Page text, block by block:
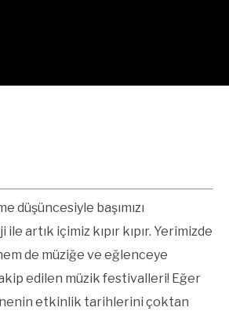
düşüncesiyle başımızı
artık içimiz kıpır kıpır. Yerimizde
de müziğe ve eğlenceye
edilen müzik festivalleri! Eğer
etkinlik tarihlerini çoktan